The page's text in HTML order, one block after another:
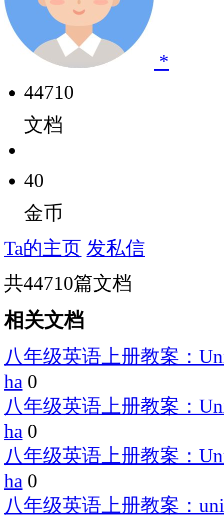
*
44710
文档
40
金币
Ta的主页 发私信
共44710篇文档
相关文档
八年级英语上册教案：
ha 0
八年级英语上册教案：
ha 0
八年级英语上册教案：
ha 0
八年级英语上册教案：